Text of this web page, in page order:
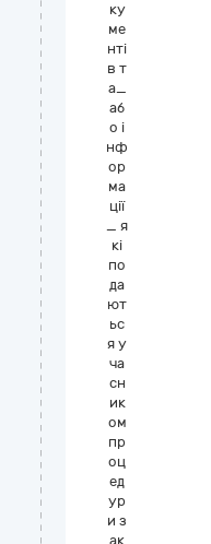
ку
ме
нті
в т
а_
аб
о і
нф
ор
ма
ції
_ я
кі
по
да
ют
ьс
я у
ча
сн
ик
ом
пр
оц
ед
ур
и з
ак